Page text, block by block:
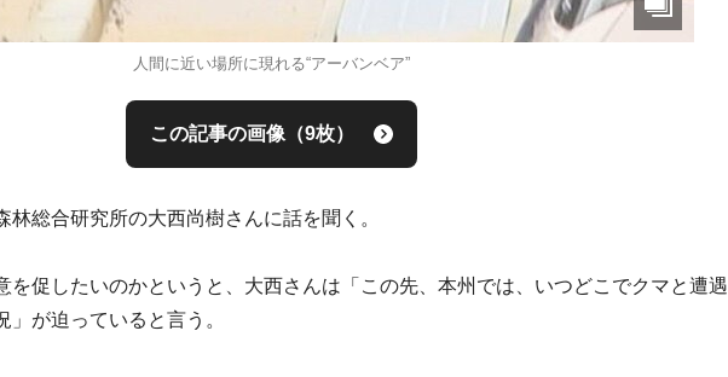
人間に近い場所に現れる“アーバンベア”
この記事の画像（9枚）
林総合研究所の大西尚樹さんに話を聞く。
を促したいのかというと、大西さんは「この先、本州では、いつどこでクマと遭遇
」が迫っていると言う。